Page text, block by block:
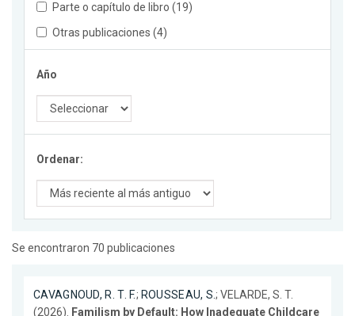
Parte o capítulo de libro (19)
Otras publicaciones (4)
Año
Ordenar:
Se encontraron 70 publicaciones
CAVAGNOUD, R. T. F.; ROUSSEAU, S.; VELARDE, S. T.
(2026). Familism by Default: How Inadequate Childcare